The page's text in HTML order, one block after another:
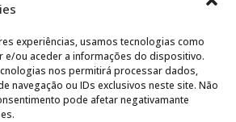
experiências, usamos tecnologias como
e/ou aceder a informações do dispositivo.
nos permitirá processar dados,
navegação ou IDs exclusivos neste site. Não
pode afetar negativamante